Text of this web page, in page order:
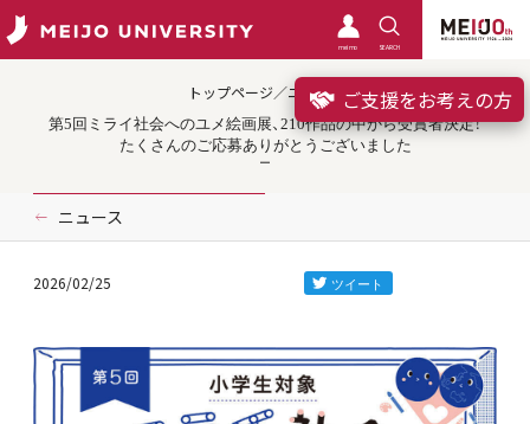
meimo SEARCH
ご支援をお考えの方
トップページ／ニュース
第5回ミライ社会へのユメ絵画展、210作品の中から受賞者決定！
たくさんのご応募ありがとうございました
ニュース
2026/02/25